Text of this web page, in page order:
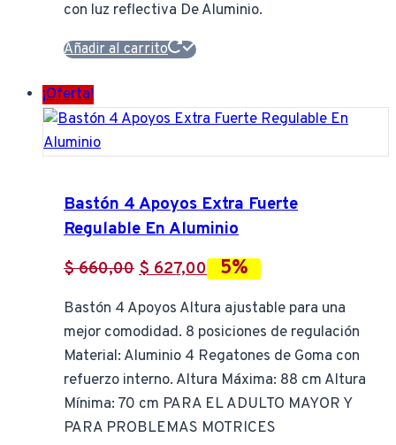
con luz reflectiva De Aluminio.
Añadir al carrito
¡Oferta!
Bastón 4 Apoyos Extra Fuerte
Regulable En Aluminio
$660,00 El
original
era:
$ 660,00.
$627,00El
actual
es:
$ 627,00.
5%
Bastón 4 Apoyos Altura ajustable para una
mejor comodidad. 8 posiciones de regulación
Material: Aluminio 4 Regatones de Goma con
refuerzo interno. Altura Máxima: 88 cm Altura
Mínima: 70 cm PARA EL ADULTO MAYOR Y
PARA PROBLEMAS MOTRICES